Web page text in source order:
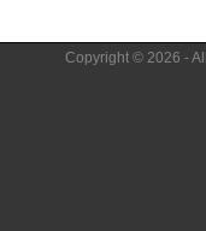
Copyright © 2026 -